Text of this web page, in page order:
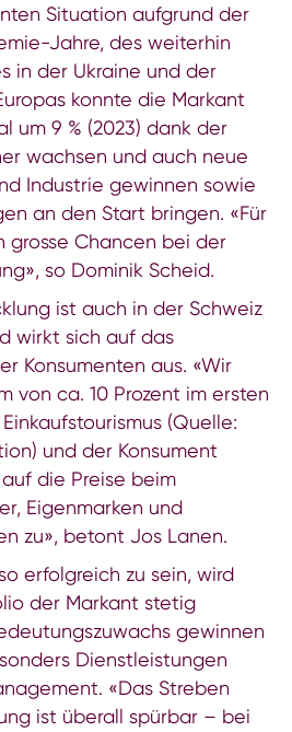
Situation aufgrund der
Jahre, des weiterhin
in der Ukraine und der
konnte die Markant
um 9 % (2023) dank der
wachsen und auch neue
Industrie gewinnen sowie
an den Start bringen. «Für
grosse Chancen bei der
so Dominik Scheid.
ist auch in der Schweiz
wirkt sich auf das
Konsumenten aus. «Wir
von ca. 10 Prozent im ersten
(Quelle:
und der Konsument
die Preise beim
Eigenmarken und
zu», betont Jos Lanen.
erfolgreich zu sein, wird
der Markant stetig
gewinnen
Dienstleistungen
«Das Streben
ist überall spürbar – bei